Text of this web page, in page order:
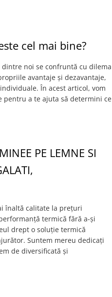
cel mai bine?
noi se confruntă cu dilema
avantaje și dezavantaje,
În acest articol, vom
pentru a te ajuta să determini ce
PE LEMNE SI
înaltă calitate la prețuri
termică fără a-și
drept o soluție termică
Suntem mereu dedicați
de diversificată și